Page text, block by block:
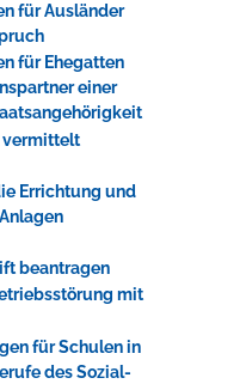
für Ausländer
für Ehegatten
einer
vermittelt
Errichtung und
beantragen
mit
für Schulen in
des Sozial-